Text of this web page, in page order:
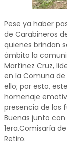
Pese ya haber
de Carabineros
quienes brindan
ámbito la
Martínez Cruz,
en la Comuna de
ello; por esto,
homenaje
presencia de los
Buenas junto
1era.Comisaría
Retiro.